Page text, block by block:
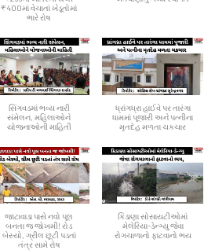
₹400માં વેચાતાં ખેડૂતોમાં
ભારે રોષ
સિંગવડમાં ભવ્ય નારી
સંમેલન, મહિલાઓને
યોજનાઓની માહિતી
ધ્રાંગધ્રા હાઈવે પર તારંગા
ધામમાં પૂજારી અને પત્નીના
મૃતદેહ મળતા ચકચાર
જાટાવાડા પાસે નવો પૂલ
બનતા જ જોખમી! રોડ
બેસ્યો, ગ્રીલ છૂટી પડતાં
તંત્ર સામે રોષ
કિડાણા સોસાયટીઓમાં
મેલેરિયા-ડેન્ગ્યુ જેવા
રોગચાળાનો ફાટવાનો ભય